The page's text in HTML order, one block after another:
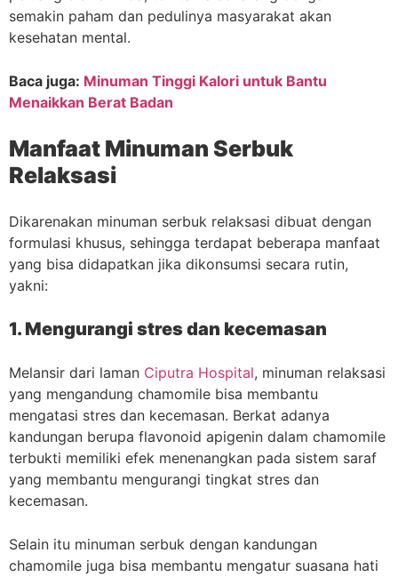
semakin paham dan pedulinya masyarakat akan
kesehatan mental.
Baca juga: Minuman Tinggi Kalori untuk Bantu
Menaikkan Berat Badan
Manfaat Minuman Serbuk
Relaksasi
Dikarenakan minuman serbuk relaksasi dibuat dengan
formulasi khusus, sehingga terdapat beberapa manfaat
yang bisa didapatkan jika dikonsumsi secara rutin,
yakni:
1. Mengurangi stres dan kecemasan
Melansir dari laman Ciputra Hospital, minuman relaksasi
yang mengandung chamomile bisa membantu
mengatasi stres dan kecemasan. Berkat adanya
kandungan berupa flavonoid apigenin dalam chamomile
terbukti memiliki efek menenangkan pada sistem saraf
yang membantu mengurangi tingkat stres dan
kecemasan.
Selain itu minuman serbuk dengan kandungan
chamomile juga bisa membantu mengatur suasana hati